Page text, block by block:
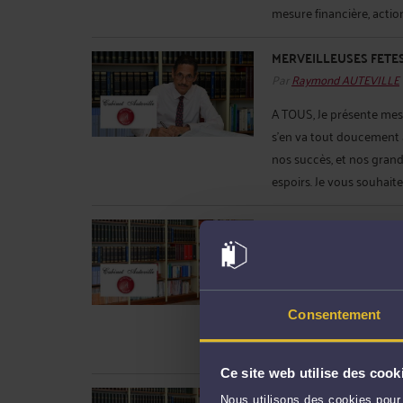
Consentement
Ce site web utilise des
Nous utilisons des cookies
mesure financière,
MERVEILLEUSES
Par Raymond AUTEVILLE
A TOUS, Je présente
s’en va tout
nos succès, et nos
espoirs. Je vous
du 23 octobre 2020
janvier 1959 relatif
décret indique que le
LICENCIEMENT :